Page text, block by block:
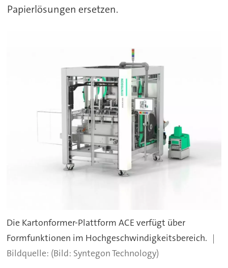
Papierlösungen ersetzen.
Die Kartonformer-Plattform ACE verfügt über
Formfunktionen im Hochgeschwindigkeitsbereich.
(Bild: Syntegon Technology)